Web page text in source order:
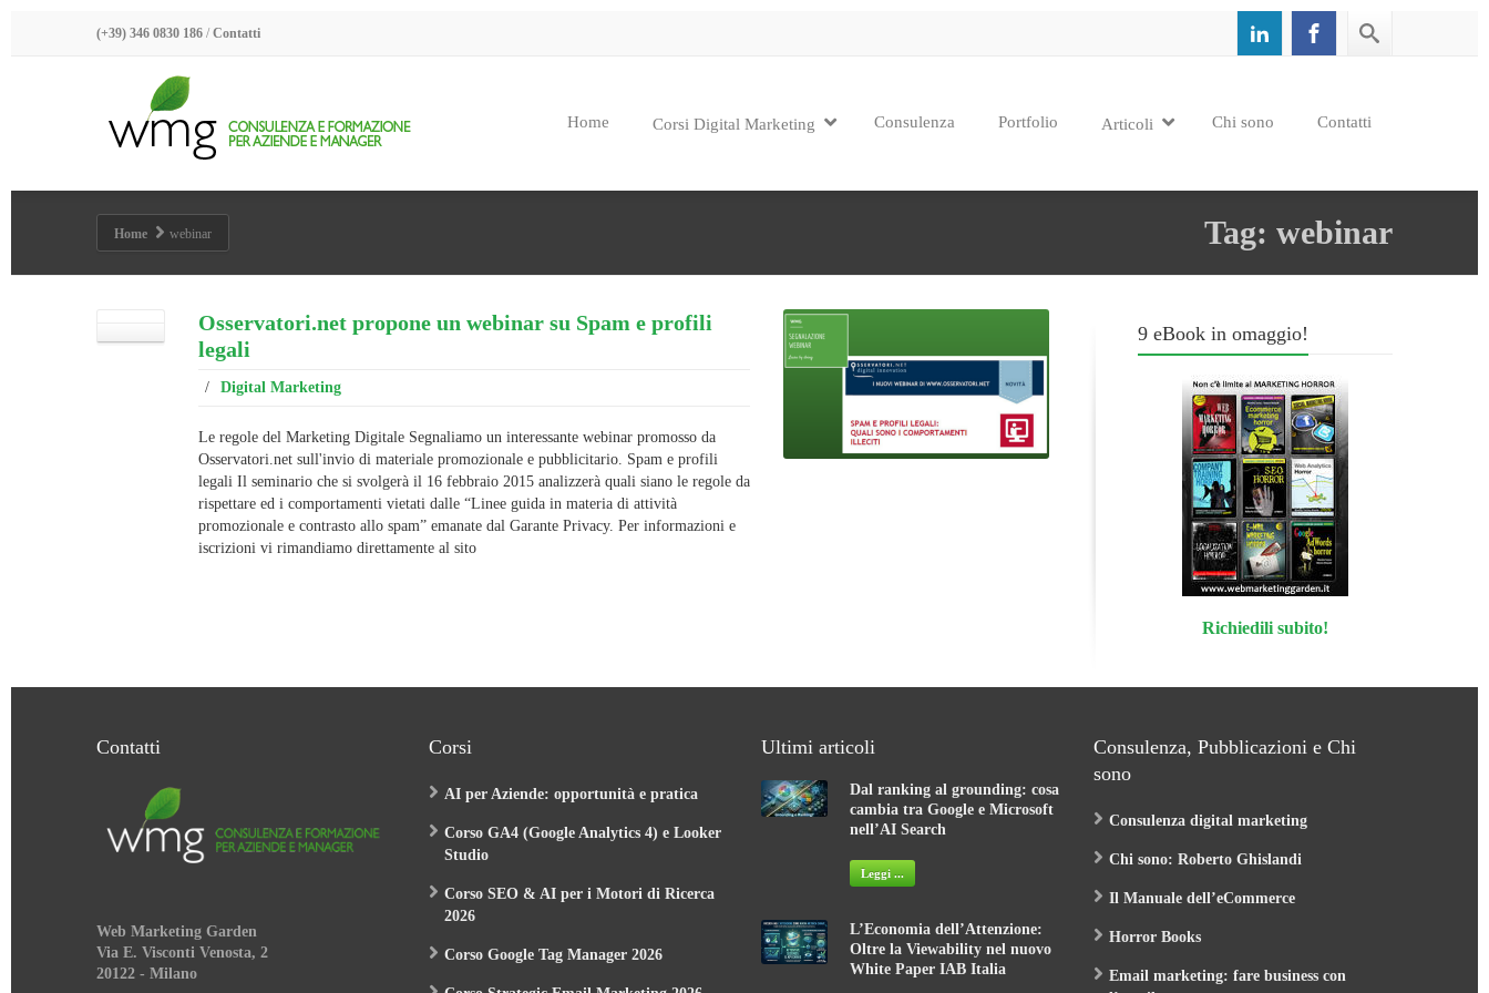
(+39) 346 0830 186 / Contatti
Home Corsi Digital Marketing Consulenza Portfolio Articoli Chi sono Contatti
Tag: webinar
Home webinar
Osservatori.net propone un webinar su Spam e profili
legali
/ Digital Marketing
Le regole del Marketing Digitale Segnaliamo un interessante webinar promosso da
Osservatori.net sull'invio di materiale promozionale e pubblicitario. Spam e profili
legali Il seminario che si svolgerà il 16 febbraio 2015 analizzerà quali siano le regole da
rispettare ed i comportamenti vietati dalle “Linee guida in materia di attività
promozionale e contrasto allo spam” emanate dal Garante Privacy. Per informazioni e
iscrizioni vi rimandiamo direttamente al sito
9 eBook in omaggio!
Richiedili subito!
Contatti
Web Marketing Garden
Via E. Visconti Venosta, 2
20122 - Milano
Corsi
AI per Aziende: opportunità e pratica
Corso GA4 (Google Analytics 4) e Looker
Studio
Corso SEO & AI per i Motori di Ricerca
2026
Corso Google Tag Manager 2026
Ultimi articoli
Dal ranking al grounding: cosa
cambia tra Google e Microsoft
nell’AI Search
Leggi ...
L’Economia dell’Attenzione:
Oltre la Viewability nel nuovo
White Paper IAB Italia
Consulenza, Pubblicazioni e Chi
sono
Consulenza digital marketing
Chi sono: Roberto Ghislandi
Il Manuale dell’eCommerce
Horror Books
Email marketing: fare business con